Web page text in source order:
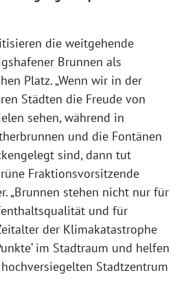
die weitgehende
Brunnen als
Platz. „Wenn wir in der
Städten die Freude von
sehen, während in
und die Fontänen
sind, dann tut
Fraktionsvorsitzende
„Brunnen stehen nicht nur für
und für
der Klimakatastrophe
im Stadtraum und helfen
Stadtzentrum